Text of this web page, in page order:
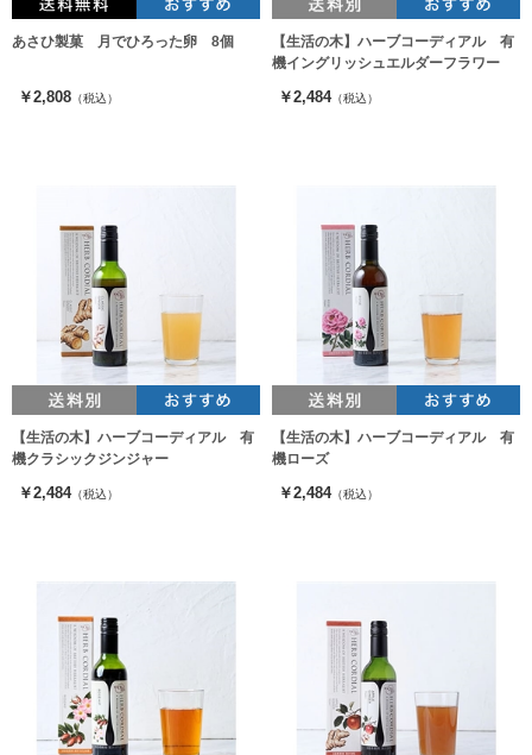
あさひ製菓 月でひろった卵 8個
￥2,808 （税込）
【生活の木】ハーブコーディアル 有
機イングリッシュエルダーフラワー
￥2,484（税込）
【生活の木】ハーブコーディアル 有
機クラシックジンジャー
￥2,484（税込）
【生活の木】ハーブコーディアル 有
機ローズ
￥2,484（税込）